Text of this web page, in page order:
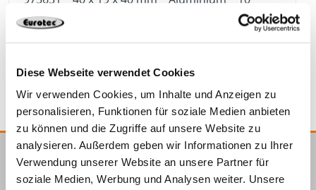
Diese Webseite verwendet Cookies
Wir verwenden Cookies, um Inhalte und Anzeigen zu
personalisieren, Funktionen für soziale Medien anbieten
zu können und die Zugriffe auf unsere Website zu
analysieren. Außerdem geben wir Informationen zu Ihrer
Verwendung unserer Website an unsere Partner für
soziale Medien, Werbung und Analysen weiter. Unsere
E.u.r.o.Tec GmbH